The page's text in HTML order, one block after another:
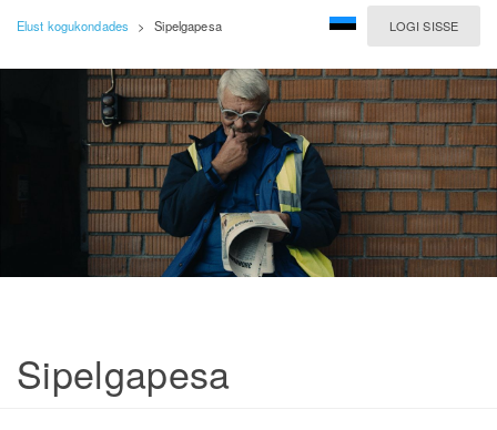
LOGI SISSE
Elust kogukondades > Sipelgapesa
Sipelgapesa